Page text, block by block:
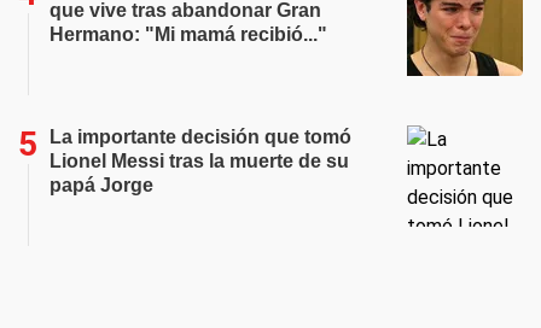
que vive tras abandonar Gran
Hermano: "Mi mamá recibió..."
La importante decisión que tomó
Lionel Messi tras la muerte de su
papá Jorge